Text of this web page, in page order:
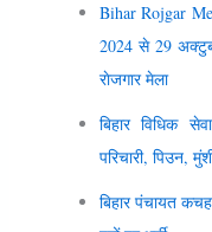
Bihar Rojgar
2024 से 29
राेजगार मेला
बिहार विधिक
परिचारी, पिउन,
बिहार पंचायत